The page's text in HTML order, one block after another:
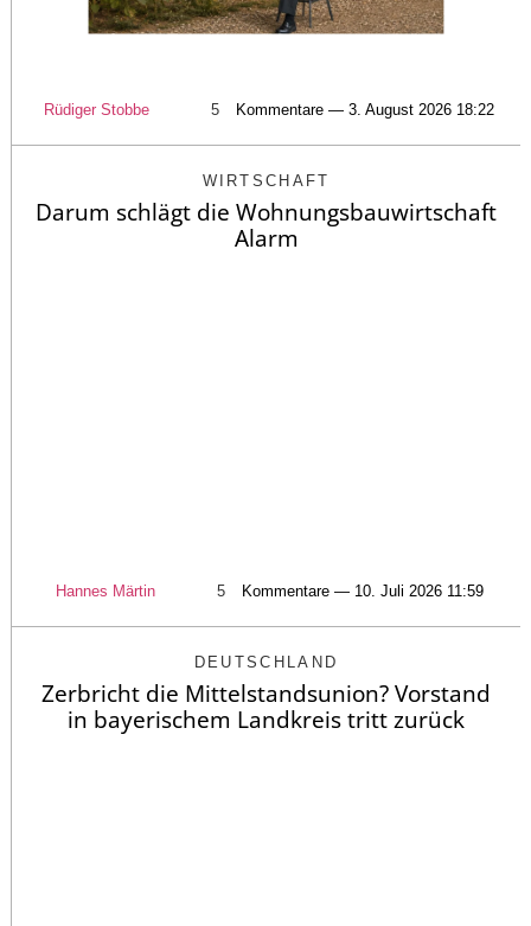
Rüdiger Stobbe 5 Kommentare — 3. August 2026 18:22
WIRTSCHAFT
Darum schlägt die Wohnungsbauwirtschaft
Alarm
Hannes Märtin 5 Kommentare — 10. Juli 2026 11:59
DEUTSCHLAND
Zerbricht die Mittelstandsunion? Vorstand
in bayerischem Landkreis tritt zurück